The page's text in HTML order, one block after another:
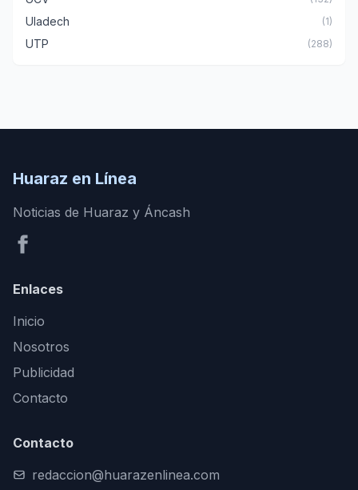
Uladech (1)
UTP (288)
Huaraz en Línea
Noticias de Huaraz y Áncash
Enlaces
Inicio
Nosotros
Publicidad
Contacto
Contacto
redaccion@huarazenlinea.com